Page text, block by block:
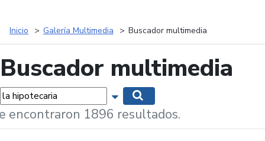
Inicio Galería Multimedia Buscador multimedia
Buscador multimedia
Mostrar opciones de búsqueda
encontraron 1896 resultados.